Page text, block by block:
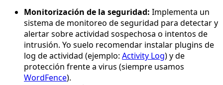
Monitorización de la seguridad: Implementa un
sistema de monitoreo de seguridad para detectar y
alertar sobre actividad sospechosa o intentos de
intrusión. Yo suelo recomendar instalar plugins de
log de actividad (ejemplo: Activity Log) y de
protección frente a virus (siempre usamos
WordFence).